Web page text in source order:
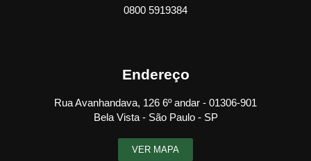
0800 5919384
Endereço
Rua Avanhandava, 126 6º andar - 01306-901
Bela Vista - São Paulo - SP
VER MAPA